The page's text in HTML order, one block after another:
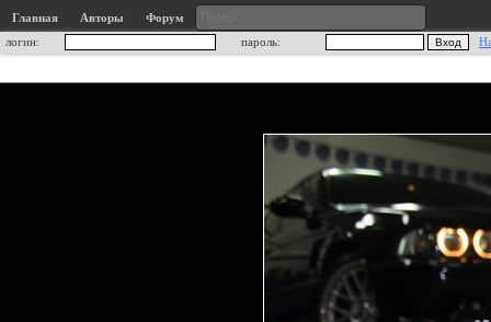
Главная Авторы
Форум
логин:
пароль: